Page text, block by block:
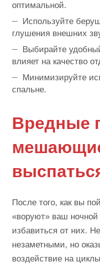
оптимальной.
Используйте
глушения внешних
Выбирайте
влияет на качество
Минимизируйте
спальне.
Вредные
После того, как вы
«воруют» ваш
избавиться от них.
незаметными, но
воздействие на